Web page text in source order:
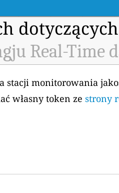
Real-Time
stacji monitorowania
własny token ze strony